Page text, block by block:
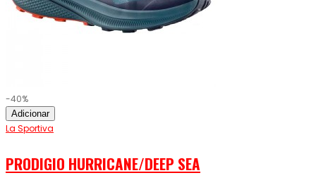
-40%
Adicionar
La Sportiva
PRODIGIO HURRICANE/DEEP SEA